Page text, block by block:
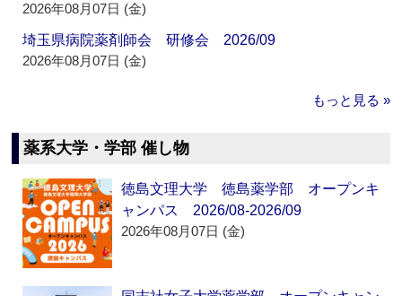
2026年08月07日 (金)
埼玉県病院薬剤師会 研修会 2026/09
2026年08月07日 (金)
もっと見る »
薬系大学・学部 催し物
徳島文理大学 徳島薬学部 オープンキ
ャンパス 2026/08-2026/09
2026年08月07日 (金)